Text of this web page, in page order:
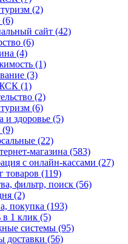
(2)
(6)
сайт (42)
(6)
(4)
(1)
(3)
(1)
(2)
(6)
и здоровье (5)
(9)
(22)
магазина (583)
с онлайн-кассами (27)
товаров (119)
фильтр, поиск (56)
(2)
покупка (193)
в 1 клик (5)
системы (95)
доставки (56)